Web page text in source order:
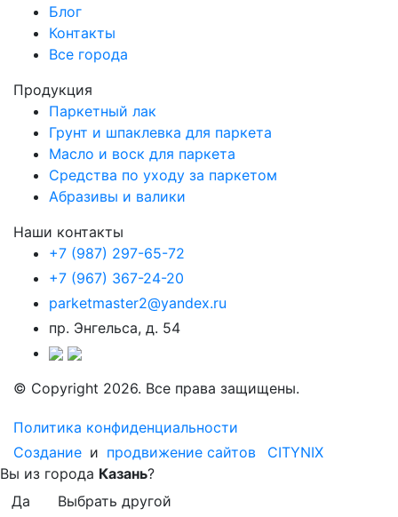
Блог
Контакты
Все города
Продукция
Паркетный лак
Грунт и шпаклевка для паркета
Масло и воск для паркета
Средства по уходу за паркетом
Абразивы и валики
Наши контакты
+7 (987) 297-65-72
+7 (967) 367-24-20
parketmaster2@yandex.ru
пр. Энгельса, д. 54
© Copyright 2026. Все права защищены.
Политика конфиденциальности
Создание и продвижение сайтов
CITYNIX
Вы из города Казань?
Да
Выбрать другой